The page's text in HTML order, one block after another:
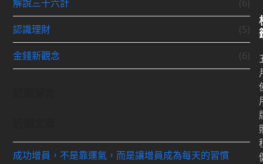
解說三十六計 (6)
認識理財 (5)
金錢新觀念 (6)
成功增員，不是靠運氣，而是讓增員成為每天的習慣